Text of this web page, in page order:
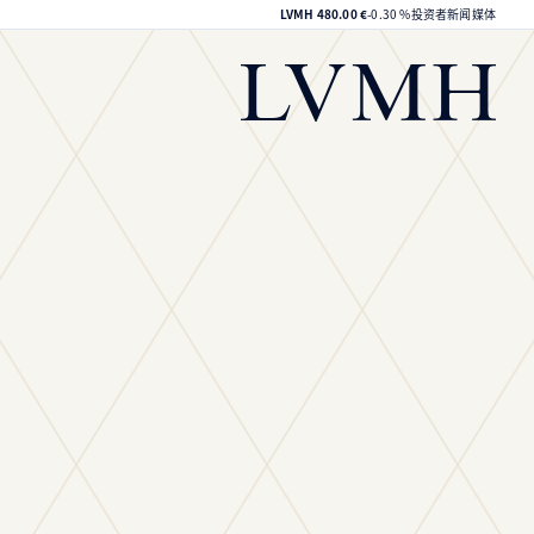
LVMH集团股价
LVMH 480.00 €-0.30 %投资者新闻媒体
LVMH主页